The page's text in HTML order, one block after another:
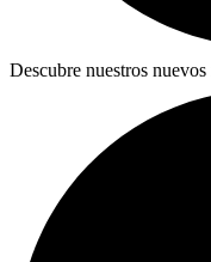
Descubre nuestros nuevos